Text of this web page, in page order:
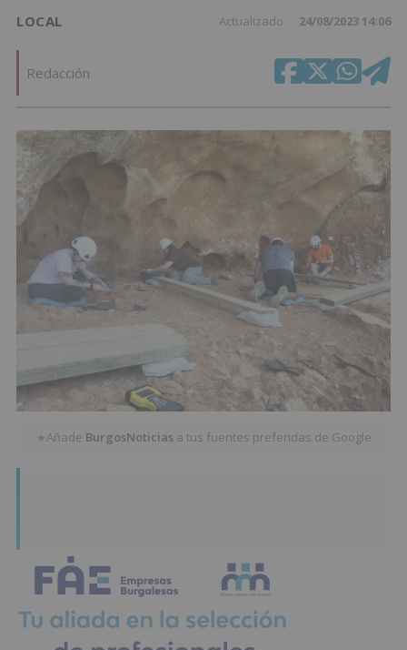
LOCAL Actualizado 24/08/2023 14:06
Redacción
★Añade BurgosNoticias a tus fuentes preferidas de Google